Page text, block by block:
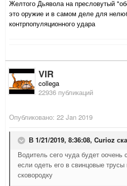
Желтого Дьявола на пресловутый
это оружие и в самом деле для
контрпопуляционного удара
VIR
collega
22936 публикаций
Опубликовано: 22 Jan 2019
В 1/21/2019, 8:36:08, Curioz
Водитель сего чуда будет
если одеть его в свинцовые трусы
сковородку